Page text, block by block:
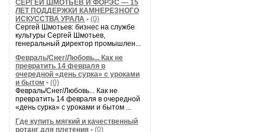
СЕРГЕЙ ШМОТЬЕВ И ФОРЭС — 15
ЛЕТ ПОДДЕРЖКИ КАМНЕРЕЗНОГО
ИСКУССТВА УРАЛА - (0)
Сергей Шмотьев: бизнес на службе
культуры Сергей Шмотьев,
генеральный директор промышлен...
Февраль/Снег/Любовь... Как не
превратить 14 февраля в
очередной «день сурка» с уроками
и бытом - (0)
Февраль/Снег/Любовь... Как не
превратить 14 февраля в очередной
«день сурка» с уроками и бытом ...
Где купить мягкий и качественный
ротанг для плетения - (0)